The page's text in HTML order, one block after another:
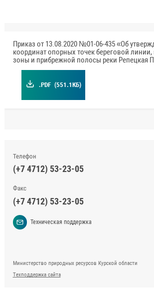
Приказ от 13.08.2020 №01-06-435 «Об
координат опорных точек береговой
зоны и прибрежной полосы реки Репецкая
.PDF (551.1КБ)
Телефон
(+7 4712) 53-23-05
Факс
(+7 4712) 53-23-05
Техническая поддержка
Министерство природных ресурсов Курской области
Техподдержка сайта